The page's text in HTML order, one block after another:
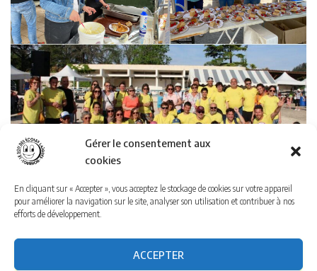
Gérer le consentement aux
cookies
En cliquant sur « Accepter », vous acceptez le stockage de cookies sur votre appareil
pour améliorer la navigation sur le site, analyser son utilisation et contribuer à nos
efforts de développement.
ACCEPTER
POLITIQUE DE COOKIES